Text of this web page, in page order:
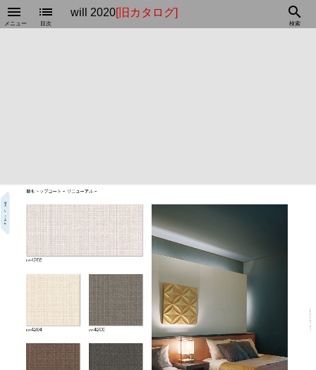
menu
メニュー
will 2020[旧カタログ]
list
目次
search
検索